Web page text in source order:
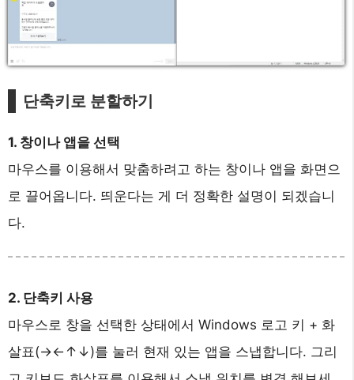
단축키로 분할하기
1. 창이나 앱을 선택
마우스를 이용해서 맞춤하려고 하는 창이나 앱을 화면으
로 끌어옵니다. 띄운다는 게 더 정확한 설명이 되겠습니
다.
2. 단축키 사용
마우스로 창을 선택한 상태에서 Windows 로고 키 + 화
살표(→←↑↓)를 눌러 현재 있는 앱을 스냅합니다. 그리